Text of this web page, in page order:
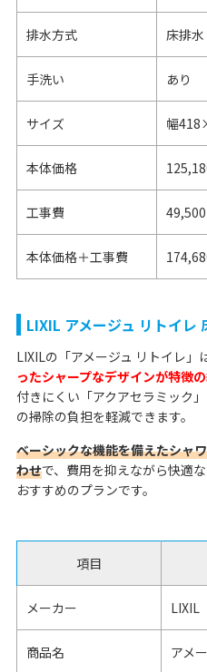
排水方式 床排水
手洗い あり
サイズ 幅
本体価格
工事費
本体価格＋工事費
LIXIL アメージュ リトイレ
LIXILの「アメージュ リトイレ」は
ったシャープなデザインが特徴
付きにくい「アクアセラミック
の掃除の負担を軽減できます。
ベーシックな機能を備えたシャ
わせで、費用を抑えながら快適
おすすめのプランです。
項目
メーカー LIXIL
商品名 アメ